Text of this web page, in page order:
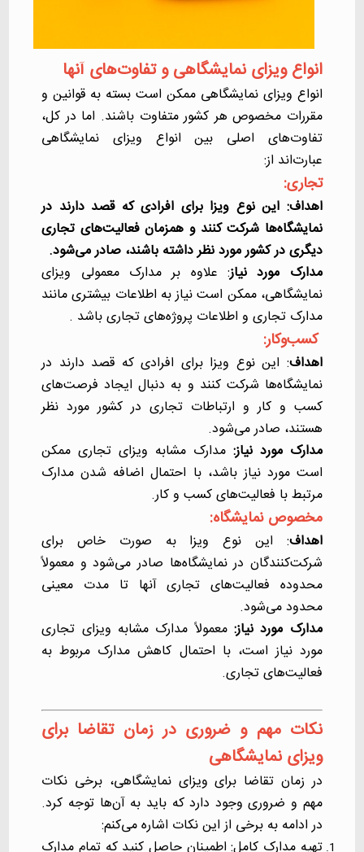
انواع ویزای نمایشگاهی و تفاوت‌های آنها
انواع ویزای نمایشگاهی ممکن است بسته به قوانین و
مقررات مخصوص هر کشور متفاوت باشند. اما در کل،
تفاوت‌های اصلی بین انواع ویزای نمایشگاهی
عبارت‌اند از:
تجاری:
اهداف: این نوع ویزا برای افرادی که قصد دارند در
نمایشگاه‌ها شرکت کنند و همزمان فعالیت‌های تجاری
دیگری در کشور مورد نظر داشته باشند، صادر می‌شود.
مدارک مورد نیاز: علاوه بر مدارک معمولی ویزای
نمایشگاهی، ممکن است نیاز به اطلاعات بیشتری مانند
مدارک تجاری و اطلاعات پروژه‌های تجاری باشد .
کسب‌و‌کار:
اهداف: این نوع ویزا برای افرادی که قصد دارند در
نمایشگاه‌ها شرکت کنند و به دنبال ایجاد فرصت‌های
کسب و کار و ارتباطات تجاری در کشور مورد نظر
هستند، صادر می‌شود.
مدارک مورد نیاز: مدارک مشابه ویزای تجاری ممکن
است مورد نیاز باشد، با احتمال اضافه شدن مدارک
مرتبط با فعالیت‌های کسب و کار.
مخصوص نمایشگاه:
اهداف: این نوع ویزا به صورت خاص برای
شرکت‌کنندگان در نمایشگاه‌ها صادر می‌شود و معمولاً
محدوده فعالیت‌های تجاری آنها تا مدت معینی
محدود می‌شود.
مدارک مورد نیاز:معمولاً مدارک مشابه ویزای تجاری
مورد نیاز است، با احتمال کاهش مدارک مربوط به
فعالیت‌های تجاری.
نکات مهم و ضروری در زمان تقاضا برای
ویزای نمایشگاهی
در زمان تقاضا برای ویزای نمایشگاهی، برخی نکات
مهم و ضروری وجود دارد که باید به آن‌ها توجه کرد.
در ادامه به برخی از این نکات اشاره می‌کنم:
تهیه مدارک کامل: اطمینان حاصل کنید که تمام مدارک